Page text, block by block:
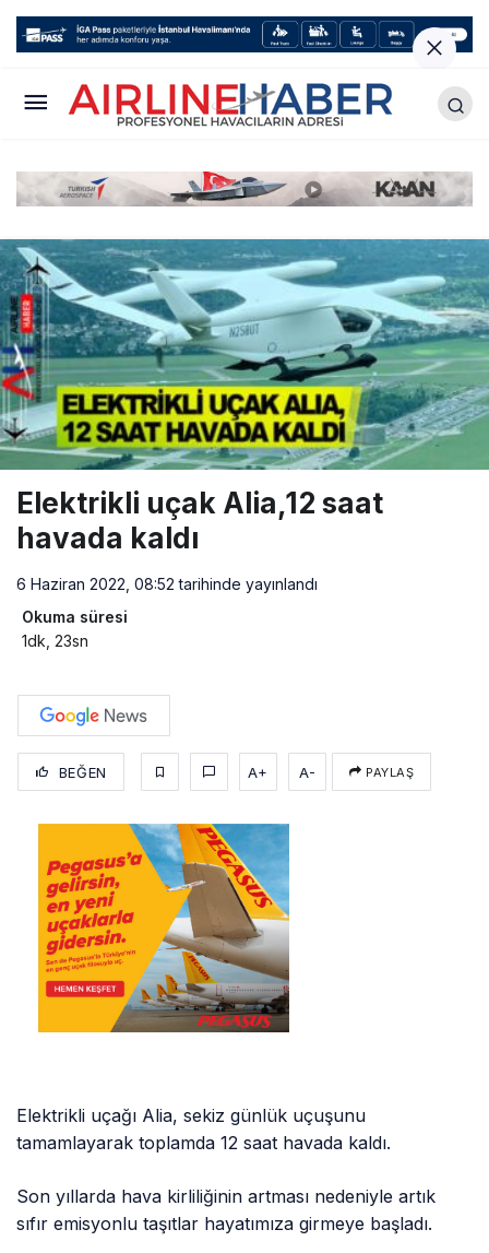
Elektrikli uçak Alia,12 saat
havada kaldı
6 Haziran 2022, 08:52 tarihinde yayınlandı
Okuma süresi
1dk, 23sn
BEĞEN A+ A- PAYLAŞ
Elektrikli uçağı Alia, sekiz günlük uçuşunu
tamamlayarak toplamda 12 saat havada kaldı.
Son yıllarda hava kirliliğinin artması nedeniyle artık
sıfır emisyonlu taşıtlar hayatımıza girmeye başladı.